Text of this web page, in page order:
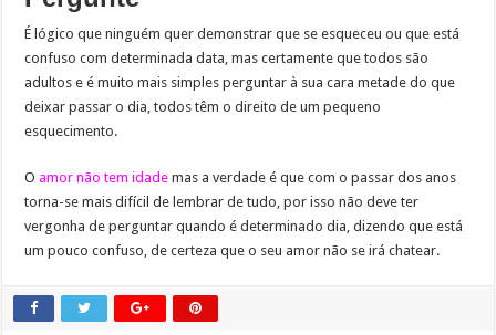
É lógico que ninguém quer demonstrar que se esqueceu ou que está
confuso com determinada data, mas certamente que todos são
adultos e é muito mais simples perguntar à sua cara metade do que
deixar passar o dia, todos têm o direito de um pequeno
esquecimento.
Oamor não tem idade mas a verdade é que com o passar dos anos
torna-se mais difícil de lembrar de tudo, por isso não deve ter
vergonha de perguntar quando é determinado dia, dizendo que está
um pouco confuso, de certeza que o seu amor não se irá chatear.